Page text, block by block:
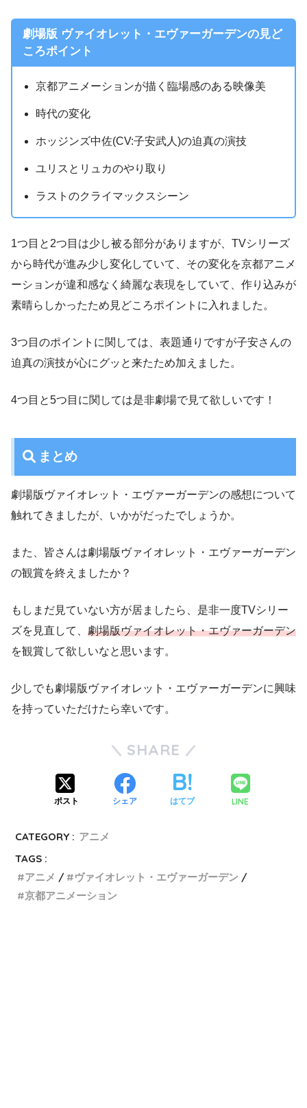
劇場版 ヴァイオレット・エヴァーガーデンの見ど
ころポイント
京都アニメーションが描く臨場感のある映像美
時代の変化
ホッジンズ中佐(CV:子安武人)の迫真の演技
ユリスとリュカのやり取り
ラストのクライマックスシーン
1つ目と2つ目は少し被る部分がありますが、TVシリーズ
から時代が進み少し変化していて、その変化を京都アニメ
ーションが違和感なく綺麗な表現をしていて、作り込みが
素晴らしかったため見どころポイントに入れました。
3つ目のポイントに関しては、表題通りですが子安さんの
迫真の演技が心にグッと来たため加えました。
4つ目と5つ目に関しては是非劇場で見て欲しいです！
まとめ
劇場版ヴァイオレット・エヴァーガーデンの感想について
触れてきましたが、いかがだったでしょうか。
また、皆さんは劇場版ヴァイオレット・エヴァーガーデン
の観賞を終えましたか？
もしまだ見ていない方が居ましたら、是非一度TVシリー
ズを見直して、 劇場版ヴァイオレット・エヴァーガーデン
を観賞して欲しいなと思います。
少しでも劇場版ヴァイオレット・エヴァーガーデンに興味
を持っていただけたら幸いです。
SHARE
ポスト シェア はてブ LINE
CATEGORY : アニメ
TAGS :
アニメ
ヴァイオレット・エヴァーガーデン
京都アニメーション